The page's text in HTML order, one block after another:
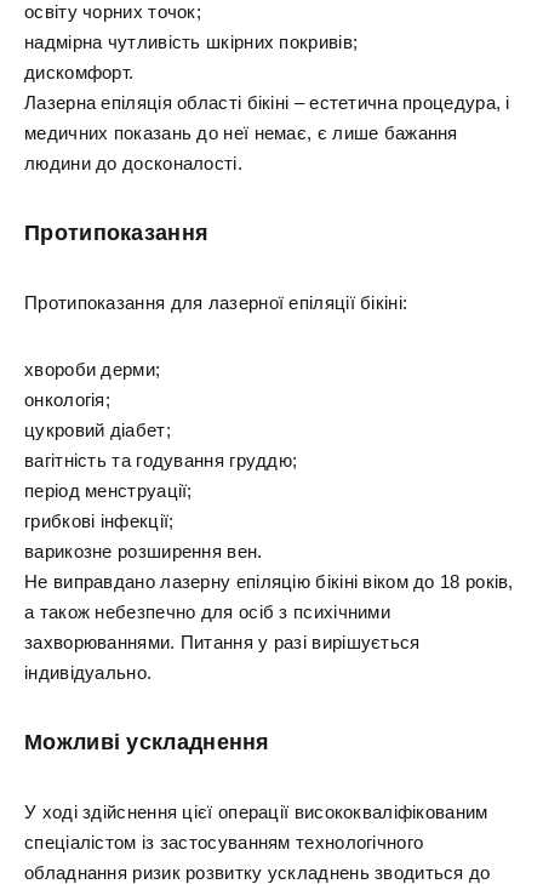
освіту чорних точок;
надмірна чутливість шкірних покривів;
дискомфорт.
Лазерна епіляція області бікіні – естетична процедура, і
медичних показань до неї немає, є лише бажання
людини до досконалості.
Протипоказання
Протипоказання для лазерної епіляції бікіні:
хвороби дерми;
онкологія;
цукровий діабет;
вагітність та годування груддю;
період менструації;
грибкові інфекції;
варикозне розширення вен.
Не виправдано лазерну епіляцію бікіні віком до 18 років,
а також небезпечно для осіб з психічними
захворюваннями. Питання у разі вирішується
індивідуально.
Можливі ускладнення
У ході здійснення цієї операції висококваліфікованим
спеціалістом із застосуванням технологічного
обладнання ризик розвитку ускладнень зводиться до